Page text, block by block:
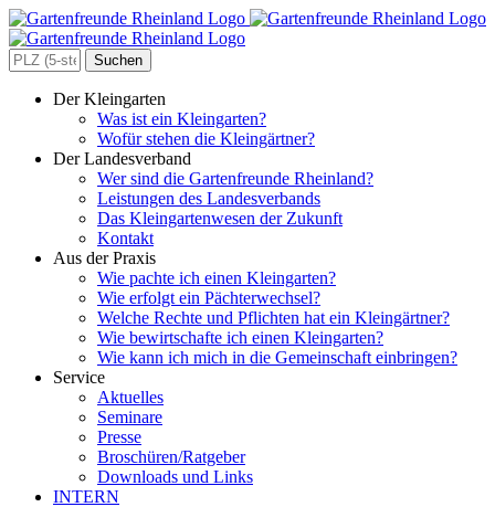
Zum
Inhalt
springen
Search
for:
Der Kleingarten
Was ist ein Kleingarten?
Wofür stehen die Kleingärtner?
Der Landesverband
Wer sind die Gartenfreunde Rheinland?
Leistungen des Landesverbands
Das Kleingartenwesen der Zukunft
Kontakt
Aus der Praxis
Wie pachte ich einen Kleingarten?
Wie erfolgt ein Pächterwechsel?
Welche Rechte und Pflichten hat ein Kleingärtner?
Wie bewirtschafte ich einen Kleingarten?
Wie kann ich mich in die Gemeinschaft einbringen?
Service
Aktuelles
Seminare
Presse
Broschüren/Ratgeber
Downloads und Links
INTERN